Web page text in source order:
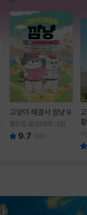
고양이 해결사 깜냥 9
홍민정 글/김재희 그림
9.7 (60)